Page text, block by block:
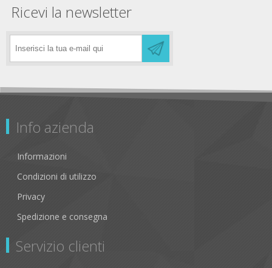
Ricevi la newsletter
Info azienda
Informazioni
Condizioni di utilizzo
Privacy
Spedizione e consegna
Servizio clienti